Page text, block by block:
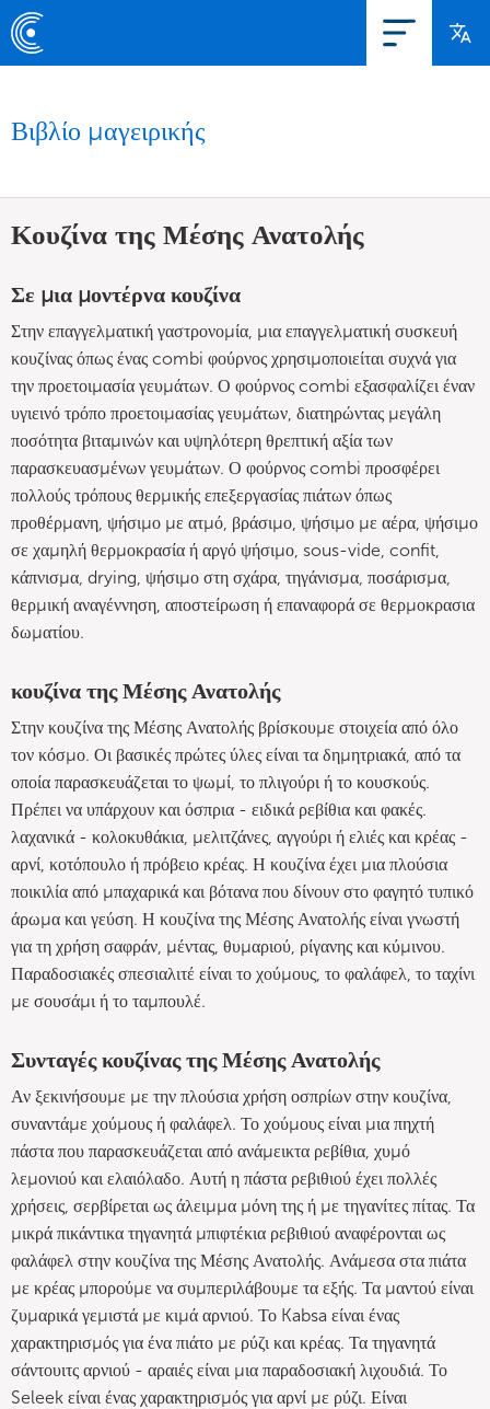
Βιβλίο μαγειρικής
Κουζίνα της Μέσης Ανατολής
Σε μια μοντέρνα κουζίνα
Στην επαγγελματική γαστρονομία, μια επαγγελματική συσκευή
κουζίνας όπως ένας combi φούρνος χρησιμοποιείται συχνά για
την προετοιμασία γευμάτων. Ο φούρνος combi εξασφαλίζει έναν
υγιεινό τρόπο προετοιμασίας γευμάτων, διατηρώντας μεγάλη
ποσότητα βιταμινών και υψηλότερη θρεπτική αξία των
παρασκευασμένων γευμάτων. Ο φούρνος combi προσφέρει
πολλούς τρόπους θερμικής επεξεργασίας πιάτων όπως
προθέρμανη, ψήσιμο με ατμό, βράσιμο, ψήσιμο με αέρα, ψήσιμο
σε χαμηλή θερμοκρασία ή αργό ψήσιμο, sous-vide, confit,
κάπνισμα, drying, ψήσιμο στη σχάρα, τηγάνισμα, ποσάρισμα,
θερμική αναγέννηση, αποστείρωση ή επαναφορά σε θερμοκρασια
δωματίου.
κουζίνα της Μέσης Ανατολής
Στην κουζίνα της Μέσης Ανατολής βρίσκουμε στοιχεία από όλο
τον κόσμο. Οι βασικές πρώτες ύλες είναι τα δημητριακά, από τα
οποία παρασκευάζεται το ψωμί, το πλιγούρι ή το κουσκούς.
Πρέπει να υπάρχουν και όσπρια - ειδικά ρεβίθια και φακές.
λαχανικά - κολοκυθάκια, μελιτζάνες, αγγούρι ή ελιές και κρέας -
αρνί, κοτόπουλο ή πρόβειο κρέας. Η κουζίνα έχει μια πλούσια
ποικιλία από μπαχαρικά και βότανα που δίνουν στο φαγητό τυπικό
άρωμα και γεύση. Η κουζίνα της Μέσης Ανατολής είναι γνωστή
για τη χρήση σαφράν, μέντας, θυμαριού, ρίγανης και κύμινου.
Παραδοσιακές σπεσιαλιτέ είναι το χούμους, το φαλάφελ, το ταχίνι
με σουσάμι ή το ταμπουλέ.
Συνταγές κουζίνας της Μέσης Ανατολής
Αν ξεκινήσουμε με την πλούσια χρήση οσπρίων στην κουζίνα,
συναντάμε χούμους ή φαλάφελ. Το χούμους είναι μια πηχτή
πάστα που παρασκευάζεται από ανάμεικτα ρεβίθια, χυμό
λεμονιού και ελαιόλαδο. Αυτή η πάστα ρεβιθιού έχει πολλές
χρήσεις, σερβίρεται ως άλειμμα μόνη της ή με τηγανίτες πίτας. Τα
μικρά πικάντικα τηγανητά μπιφτέκια ρεβιθιού αναφέρονται ως
φαλάφελ στην κουζίνα της Μέσης Ανατολής. Ανάμεσα στα πιάτα
με κρέας μπορούμε να συμπεριλάβουμε τα εξής. Τα μαντού είναι
ζυμαρικά γεμιστά με κιμά αρνιού. Το Kabsa είναι ένας
χαρακτηρισμός για ένα πιάτο με ρύζι και κρέας. Τα τηγανητά
σάντουιτς αρνιού - αραιές είναι μια παραδοσιακή λιχουδιά. Το
Seleek είναι ένας χαρακτηρισμός για αρνί με ρύζι. Είναι